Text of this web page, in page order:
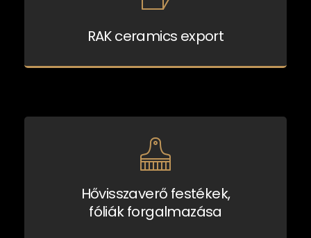
RAK ceramics export
Hővisszaverő festékek,
fóliák forgalmazása